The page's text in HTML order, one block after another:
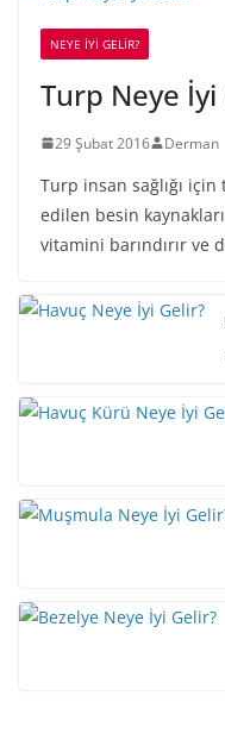
NEYE İYİ GELİR?
Turp Neye İyi
29 Şubat 2016 Derman
Turp insan sağlığı için
edilen besin
vitamini barındırır ve